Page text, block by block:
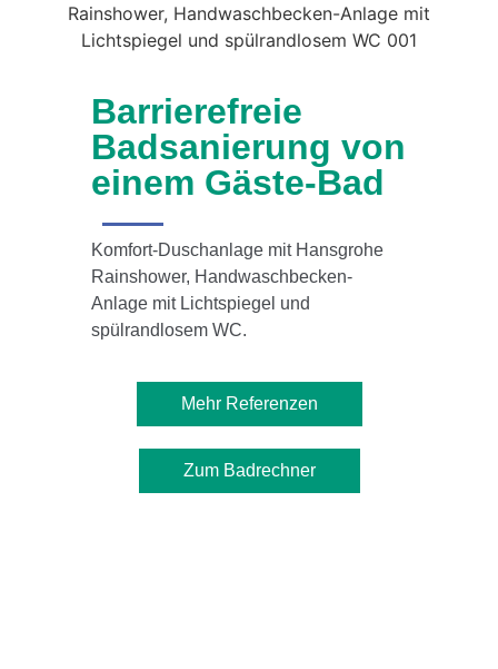
Barrierefreie
Badsanierung von
einem Gäste-Bad
Komfort-Duschanlage mit Hansgrohe
Rainshower, Handwaschbecken-
Anlage mit Lichtspiegel und
spülrandlosem WC.
Mehr Referenzen
Zum Badrechner